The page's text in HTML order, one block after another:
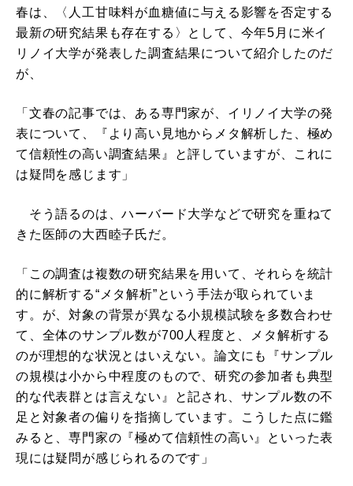
春は、〈人工甘味料が血糖値に与える影響を否定する
最新の研究結果も存在する〉として、今年5月に米イ
リノイ大学が発表した調査結果について紹介したのだ
が、
「文春の記事では、ある専門家が、イリノイ大学の発
表について、『より高い見地からメタ解析した、極め
て信頼性の高い調査結果』と評していますが、これに
は疑問を感じます」
そう語るのは、ハーバード大学などで研究を重ねて
きた医師の大西睦子氏だ。
「この調査は複数の研究結果を用いて、それらを統計
的に解析する“メタ解析”という手法が取られていま
す。が、対象の背景が異なる小規模試験を多数合わせ
て、全体のサンプル数が700人程度と、メタ解析する
のが理想的な状況とはいえない。論文にも『サンプル
の規模は小から中程度のもので、研究の参加者も典型
的な代表群とは言えない』と記され、サンプル数の不
足と対象者の偏りを指摘しています。こうした点に鑑
みると、専門家の『極めて信頼性の高い』といった表
現には疑問が感じられるのです」